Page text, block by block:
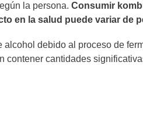
la persona. Consumir
en la salud puede variar de
debido al proceso de
contener cantidades